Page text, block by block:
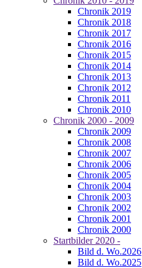
Chronik 2019
Chronik 2018
Chronik 2017
Chronik 2016
Chronik 2015
Chronik 2014
Chronik 2013
Chronik 2012
Chronik 2011
Chronik 2010
Chronik 2000 - 2009
Chronik 2009
Chronik 2008
Chronik 2007
Chronik 2006
Chronik 2005
Chronik 2004
Chronik 2003
Chronik 2002
Chronik 2001
Chronik 2000
Startbilder 2020 -
Bild d. Wo.2026
Bild d. Wo.2025